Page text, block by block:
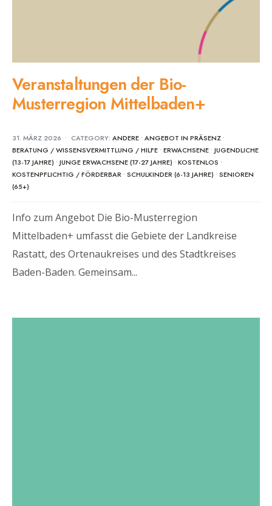
Veranstaltungen der Bio-
Musterregion Mittelbaden+
31. MÄRZ 2026 • CATEGORY: ANDERE • ANGEBOT IN PRÄSENZ •
BERATUNG / WISSENSVERMITTLUNG / HILFE • ERWACHSENE •JUGENDLICHE
(13-17 JAHRE) •JUNGE ERWACHSENE (17-27 JAHRE) • KOSTENLOS •
KOSTENPFLICHTIG / FÖRDERBAR • SCHULKINDER (6-13 JAHRE) • SENIOREN
(65+)
Info zum Angebot Die Bio-Musterregion
Mittelbaden+ umfasst die Gebiete der Landkreise
Rastatt, des Ortenaukreises und des Stadtkreises
Baden-Baden. Gemeinsam...